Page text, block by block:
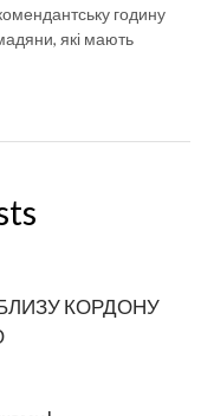
годину
які мають
КОРДОНУ